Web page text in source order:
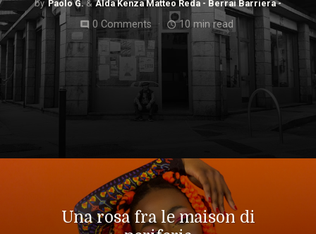
Paolo G. Alda Kenza Matteo Reda - Berrai Barriera -
comment 0 Comments access_time10 min read
Una rosa fra le maison di